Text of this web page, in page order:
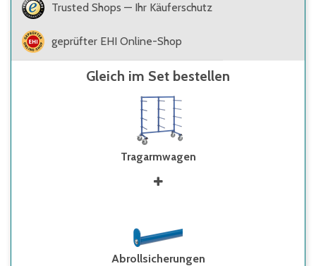
Trusted Shops — Ihr Käuferschutz
geprüfter EHI Online-Shop
Gleich im Set bestellen
Tragarmwagen
Abrollsicherungen